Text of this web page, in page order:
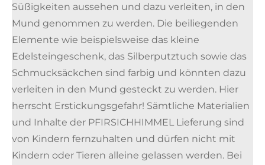
Süßigkeiten aussehen und dazu verleiten, in den
Mund genommen zu werden. Die beiliegenden
Elemente wie beispielsweise das kleine
Edelsteingeschenk, das Silberputztuch sowie das
Schmucksäckchen sind farbig und könnten dazu
verleiten in den Mund gesteckt zu werden. Hier
herrscht Erstickungsgefahr! Sämtliche Materialien
und Inhalte der PFIRSICHHIMMEL Lieferung sind
von Kindern fernzuhalten und dürfen nicht mit
Kindern oder Tieren alleine gelassen werden. Bei